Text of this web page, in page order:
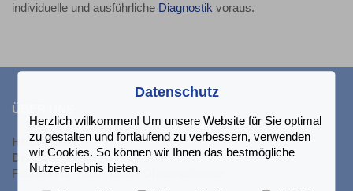
individuelle und ausführliche Diagnostik voraus.
ÜBER UNS
HNO-Praxis
Dr. med. Stefan Hargus
Facharzt für Hals-Nasen-Ohrenheilkunde
Datenschutz
Herzlich willkommen! Um unsere Website für Sie optimal
zu gestalten und fortlaufend zu verbessern, verwenden
wir Cookies. So können wir Ihnen das bestmögliche
Nutzererlebnis bieten.